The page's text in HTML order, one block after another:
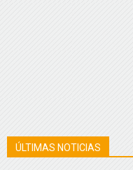
ÚLTIMAS NOTICIAS